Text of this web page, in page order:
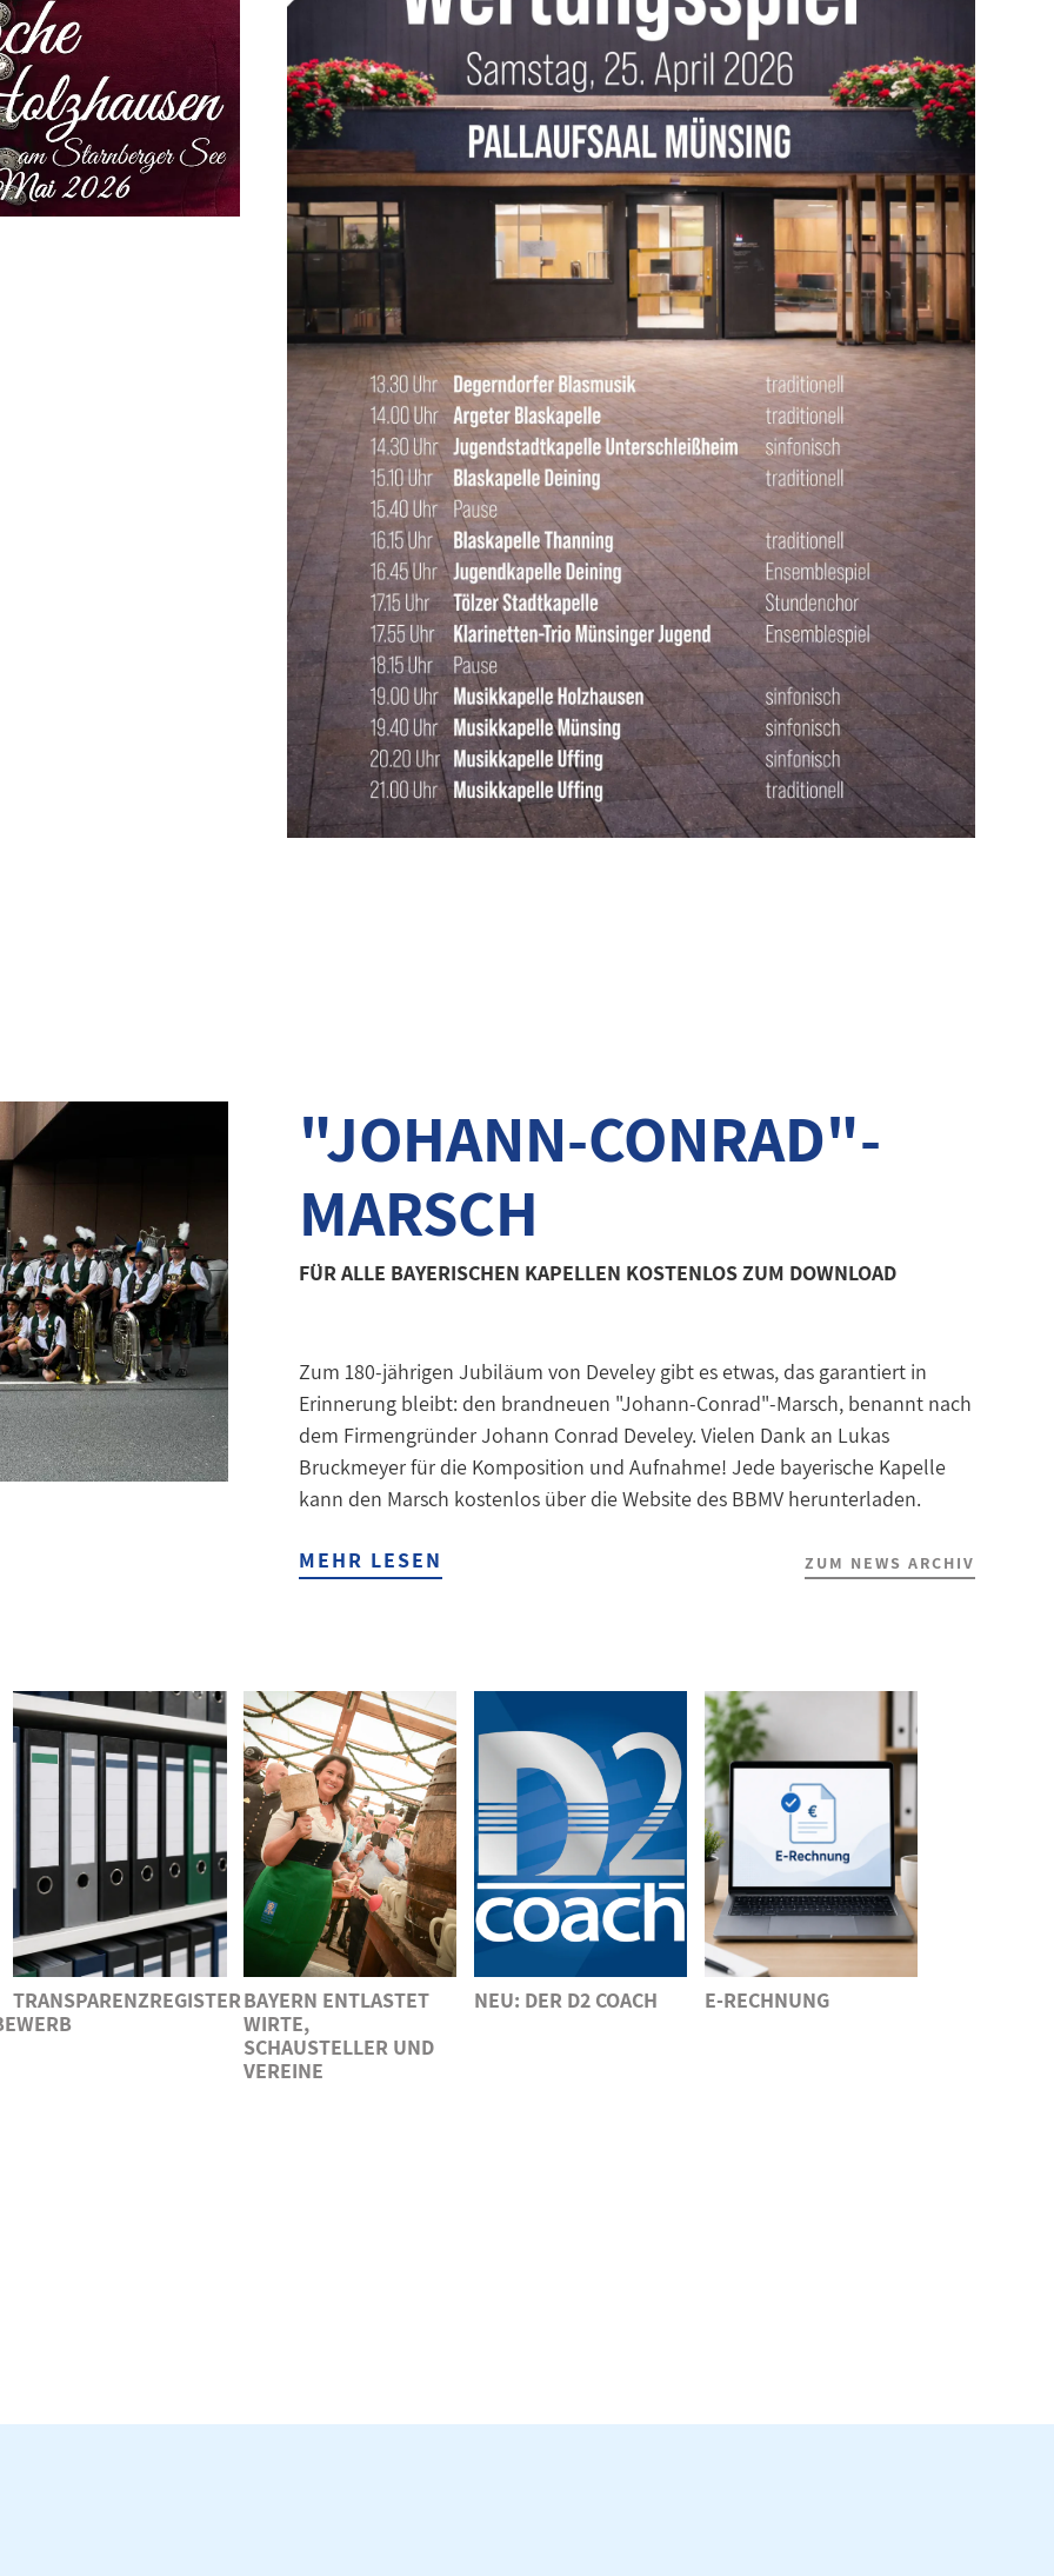
"JOHANN-CONRAD"-
MARSCH
FÜR ALLE BAYERISCHEN KAPELLEN KOSTENLOS ZUM DOWNLOAD
Zum 180-jährigen Jubiläum von Develey gibt es etwas, das garantiert in
Erinnerung bleibt: den brandneuen "Johann-Conrad"-Marsch, benannt nach
dem Firmengründer Johann Conrad Develey. Vielen Dank an Lukas
Bruckmeyer für die Komposition und Aufnahme! Jede bayerische Kapelle
kann den Marsch kostenlos über die Website des BBMV herunterladen.
MEHR LESEN ZUM NEWS ARCHIV
TRANSPARENZREGISTERBAYERN ENTLASTET
WIRTE,
SCHAUSTELLER UND
VEREINE
NEU: DER D2 COACH E-RECHNUNG